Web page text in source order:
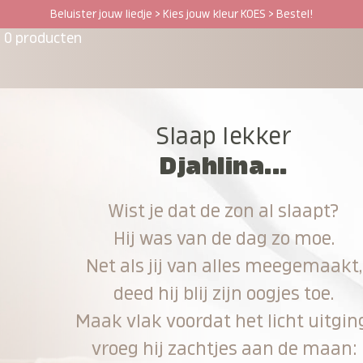
Beluister jouw liedje > Kies jouw kleur KOES > Bestel!
0 producten
Slaap lekker
Djahlina...
Wist je dat de zon al slaapt?
Hij was van de dag zo moe.
Net als jij van alles meegemaakt,
deed hij blij zijn oogjes toe.
Maak vlak voordat het licht
vroeg hij zachtjes aan de maan: